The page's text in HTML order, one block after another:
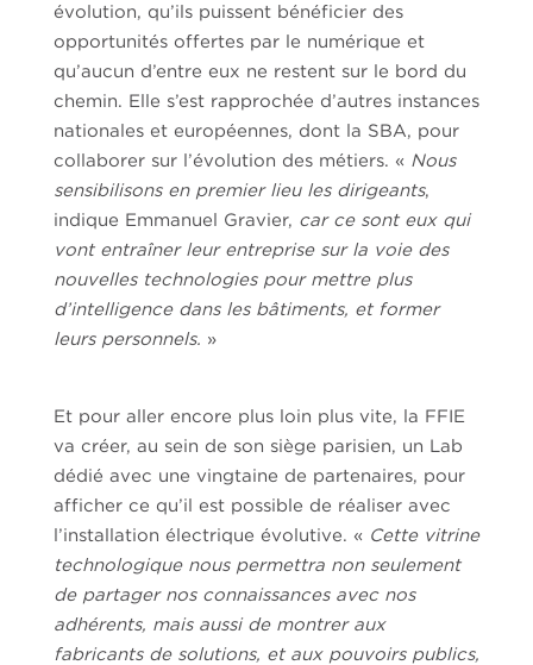
évolution, qu’ils puissent bénéficier des
opportunités offertes par le numérique et
qu’aucun d’entre eux ne restent sur le bord du
chemin. Elle s’est rapprochée d’autres instances
nationales et européennes, dont la SBA, pour
collaborer sur l’évolution des métiers. « Nous
sensibilisons en premier lieu les dirigeants,
indique Emmanuel Gravier, car ce sont eux qui
vont entraîner leur entreprise sur la voie des
nouvelles technologies pour mettre plus
d’intelligence dans les bâtiments, et former
leurs personnels. »
Et pour aller encore plus loin plus vite, la FFIE
va créer, au sein de son siège parisien, un Lab
dédié avec une vingtaine de partenaires, pour
afficher ce qu’il est possible de réaliser avec
l’installation électrique évolutive. « Cette vitrine
technologique nous permettra non seulement
de partager nos connaissances avec nos
adhérents, mais aussi de montrer aux
fabricants de solutions, et aux pouvoirs publics,